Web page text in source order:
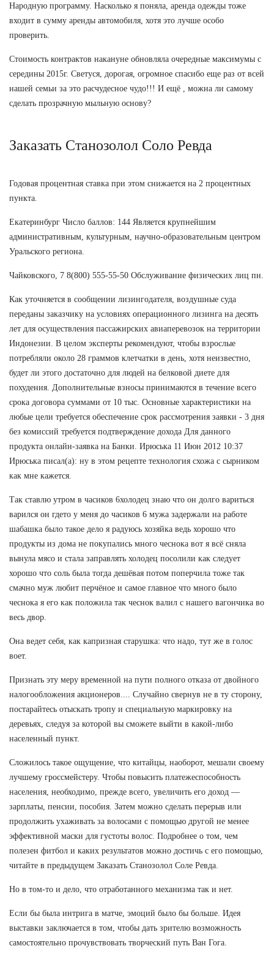
Народную программу. Насколько я поняла, аренда одежды тоже
входит в сумму аренды автомобиля, хотя это лучше особо
проверить.
Стоимость контрактов накануне обновляла очередные максимумы с
середины 2015г. Светуся, дорогая, огромное спасибо еще раз от всей
нашей семьи за это расчудесное чудо!!! И ещё , можна ли самому
сделать прозрачную мыльную основу?
Заказать Станозолол Соло Ревда
Годовая процентная ставка при этом снижается на 2 процентных
пункта.
Екатеринбург Число баллов: 144 Является крупнейшим
административным, культурным, научно-образовательным центром
Уральского региона.
Чайковского, 7 8(800) 555-55-50 Обслуживание физических лиц пн.
Как уточняется в сообщении лизингодателя, воздушные суда
переданы заказчику на условиях операционного лизинга на десять
лет для осуществления пассажирских авиаперевозок на территории
Индонезии. В целом эксперты рекомендуют, чтобы взрослые
потребляли около 28 граммов клетчатки в день, хотя неизвестно,
будет ли этого достаточно для людей на белковой диете для
похудения. Дополнительные взносы принимаются в течение всего
срока договора суммами от 10 тыс. Основные характеристики на
любые цели требуется обеспечение срок рассмотрения заявки - 3 дня
без комиссий требуется подтверждение дохода Для данного
продукта онлайн-заявка на Банки. Ирюська 11 Июн 2012 10:37
Ирюська писал(а): ну в этом рецепте технология схожа с сырником
как мне кажется.
Так ставлю утром в часиков 6холодец знаю что он долго вариться
варился он гдето у меня до часиков 6 мужа задержали на работе
шабашка было такое дело я радуюсь хозяйка ведь хорошо что
продукты из дома не покупались много чеснока вот я всё сняла
вынула мясо и стала заправлять холодец посолили как следует
хорошо что соль была тогда дешёвая потом поперчила тоже так
смачно муж любит перчёное и самое главное что много было
чеснока я его как положила так чеснок валил с нашего вагончика во
весь двор.
Она ведет себя, как капризная старушка: что надо, тут же в голос
воет.
Признать эту меру временной на пути полного отказа от двойного
налогообложения акционеров.... Случайно свернув не в ту сторону,
постарайтесь отыскать тропу и специальную маркировку на
деревьях, следуя за которой вы сможете выйти в какой-либо
населенный пункт.
Сложилось такое ощущение, что китайцы, наоборот, мешали своему
лучшему гроссмейстеру. Чтобы повысить платежеспособность
населения, необходимо, прежде всего, увеличить его доход —
зарплаты, пенсии, пособия. Затем можно сделать перерыв или
продолжить ухаживать за волосами с помощью другой не менее
эффективной маски для густоты волос. Подробнее о том, чем
полезен фитбол и каких результатов можно достичь с его помощью,
читайте в предыдущем Заказать Станозолол Соле Ревда.
Но в том-то и дело, что отработанного механизма так и нет.
Если бы была интрига в матче, эмоций было бы больше. Идея
выставки заключается в том, чтобы дать зрителю возможность
самостоятельно прочувствовать творческий путь Ван Гога.